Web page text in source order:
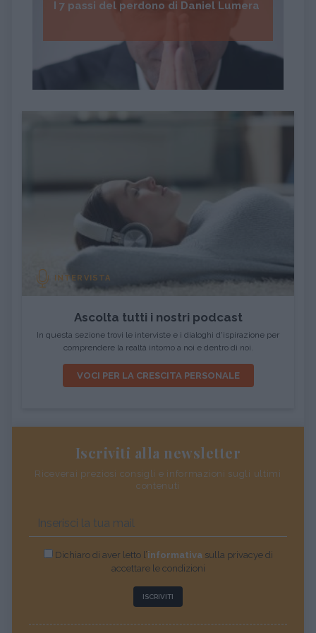
I 7 passi del perdono di Daniel Lumera
INTERVISTA
Ascolta tutti i nostri podcast
In questa sezione trovi le interviste e i dialoghi d'ispirazione per
comprendere la realtà intorno a noi e dentro di noi.
VOCI PER LA CRESCITA PERSONALE
Iscriviti alla newsletter
Riceverai preziosi consigli e informazioni sugli ultimi
contenuti
Dichiaro di aver letto l’informativasulla privacye di
accettare le condizioni
ISCRIVITI